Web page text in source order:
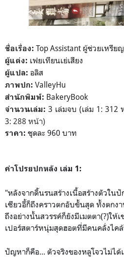
ชื่อเรื่อง: Top Assistant ผู้ช่วยเหรีย
ผู้แต่ง: เฟยเทียนเย่เสียง
ผู้แปล: อลิส
ภาพปก: ValleyHu
สำนักพิมพ์: BakeryBook
จำนวนเล่ม: 3 เล่มจบ (เล่ม 1: 312
3: 288 หน้า)
ราคา: ชุดละ 960 บาท
คำโปรยปกหลัง เล่ม 1:
"หลังจากดิ้นรนสร้างเนื้อสร้างตัวใน
เซียวอี้ก็ถึงคราวตกอับขั้นสุด ทั้งตกง
ถึงอย่างนั้นสวรรค์ก็ยังมีเมตตา(?)ให้
เปอร์สตาร์หนุ่มสุดฮอตที่มีคนคลั่งไค
ปัญหาก็คือ... ตัวจริงของหลูโจวไม่ไ